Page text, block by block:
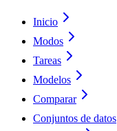
Inicio
Modos
Tareas
Modelos
Comparar
Conjuntos de datos